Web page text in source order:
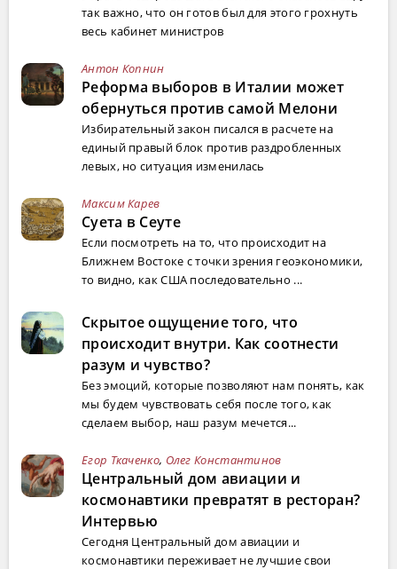
так важно, что он готов был для этого грохнуть
весь кабинет министров
Антон Копнин
Реформа выборов в Италии может
обернуться против самой Мелони
Избирательный закон писался в расчете на
единый правый блок против раздробленных
левых, но ситуация изменилась
Максим Карев
Суета в Сеуте
Если посмотреть на то, что происходит на
Ближнем Востоке с точки зрения геоэкономики,
то видно, как США последовательно ...
Скрытое ощущение того, что
происходит внутри. Как соотнести
разум и чувство?
Без эмоций, которые позволяют нам понять, как
мы будем чувствовать себя после того, как
сделаем выбор, наш разум мечется...
Егор Ткаченко, Олег Константинов
Центральный дом авиации и
космонавтики превратят в ресторан?
Интервью
Сегодня Центральный дом авиации и
космонавтики переживает не лучшие свои